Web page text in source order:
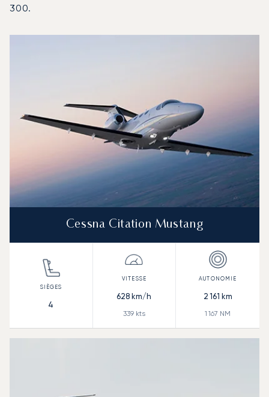
300.
Cessna Citation Mustang
4
628 km/h
339kts
2 161 km
1 167 NM